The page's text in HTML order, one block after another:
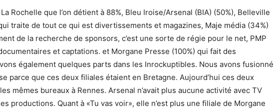
Rochelle que l’on détient à 88%, Bleu Iroise/Arsenal (BIA) (50%), Belleville
traite de tout ce qui est divertissements et magazines, Maje média (34%)
de la recherche de sponsors, c’est une sorte de régie pour le net, PMP
et captations. et Morgane Presse (100%) qui fait des
également quelques parts dans les Inrockuptibles. Nous avons fusionné
parce que ces deux filiales étaient en Bretagne. Aujourd’hui ces deux
mêmes bureaux à Rennes. Arsenal n’avait plus aucune activité avec TV
productions. Quant à «Tu vas voir», elle n’est plus une filiale de Morgane